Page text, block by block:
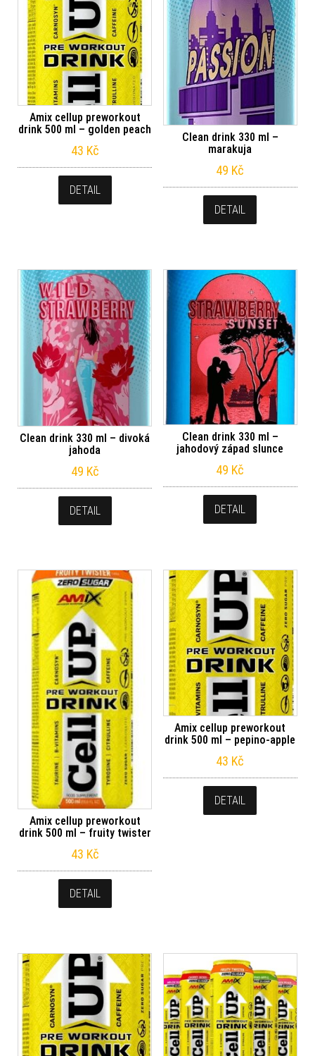
Amix cellup preworkout
drink 500 ml – golden peach
43 Kč
DETAIL
Clean drink 330 ml –
marakuja
49 Kč
DETAIL
Clean drink 330 ml – divoká
jahoda
49 Kč
DETAIL
Clean drink 330 ml –
jahodový západ slunce
49 Kč
DETAIL
Amix cellup preworkout
drink 500 ml – fruity twister
43 Kč
DETAIL
Amix cellup preworkout
drink 500 ml – pepino-apple
43 Kč
DETAIL